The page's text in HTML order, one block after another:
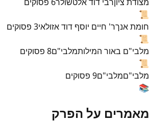
📜
חומת אנךר' חיים יוסף דוד אזולאי3 פסוקים
📜
מלבי"ם באור המילותמלבי"ם8 פסוקים
📜
מלבי"םמלבי"ם9 פסוקים
📚
מאמרים על הפרק